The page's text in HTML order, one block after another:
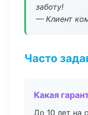
заботу!
— Клиент
Часто
Какая
До 10 лет на